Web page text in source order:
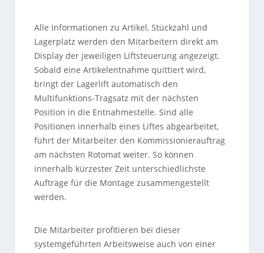
Alle Informationen zu Artikel, Stückzahl und
Lagerplatz werden den Mitarbeitern direkt am
Display der jeweiligen Liftsteuerung angezeigt.
Sobald eine Artikelentnahme quittiert wird,
bringt der Lagerlift automatisch den
Multifunktions-Tragsatz mit der nächsten
Position in die Entnahmestelle. Sind alle
Positionen innerhalb eines Liftes abgearbeitet,
führt der Mitarbeiter den Kommissionierauftrag
am nächsten Rotomat weiter. So können
innerhalb kürzester Zeit unterschiedlichste
Aufträge für die Montage zusammengestellt
werden.
Die Mitarbeiter profitieren bei dieser
systemgeführten Arbeitsweise auch von einer